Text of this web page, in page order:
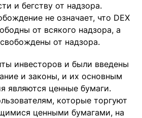
и бегству от надзора.
не означает, что DEX
от всякого надзора, а
от надзора.
инвесторов и были введены
и законы, и их основным
являются ценные бумаги.
которые торгуют
ценными бумагами, на